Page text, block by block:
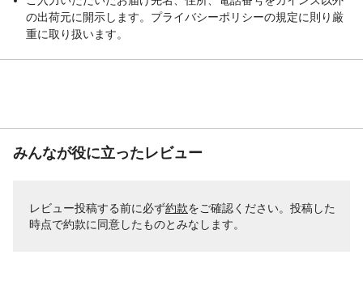
の出荷元に開示します。プライバシーポリシーの規定に則り厳
重に取り扱います。
みんなが役に立ったレビュー
レビュー投稿する前に必ず約款をご確認ください。投稿した
時点で約款に同意したものとみなします。